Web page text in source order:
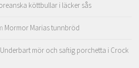
köttbullar i läcker sås
Mormor Marias tunnbröd
Underbart mör och saftig porchetta i Crock